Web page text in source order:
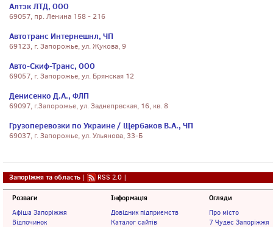
Алтэк ЛТД, ООО
69057, пр. Ленина 158 - 216
Автотранс Интернешнл, ЧП
69123, г. Запорожье, ул. Жукова, 9
Авто-Скиф-Транс, ООО
69057, г. Запорожье, ул. Брянская 12
Денисенко Д.А., ФЛП
69097, г.Запорожье, ул. Заднепрвская, 16, кв. 8
Грузоперевозки по Украине / Щербаков В.А., ЧП
69037, г. Запорожье, ул. Ульянова, 33-Б
Запоріжжя та область | RSS 2.0 |
Розваги
Афіша Запоріжжя
Відпочинок
Інформація
Довідник підприємств
Каталог сайтів
Огляди
Про місто
7 Чудес Запоріжжя